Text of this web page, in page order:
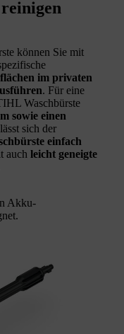
können Sie mit
im privaten
. Für eine
Waschbürste
sowie einen
sich der
einfach
auch leicht geneigte
Akku-